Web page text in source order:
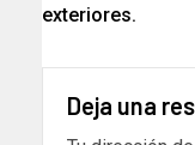
exteriores.
Deja una